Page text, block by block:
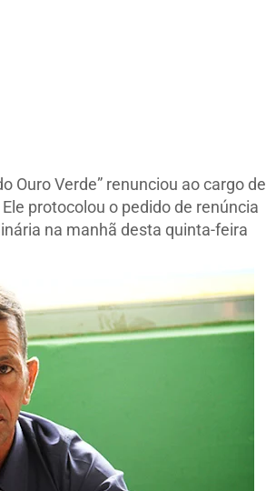
Ouro Verde” renunciou ao cargo de
protocolou o pedido de renúncia
na manhã desta quinta-feira